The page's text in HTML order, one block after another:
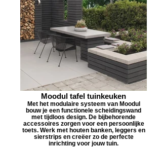
Moodul tafel tuinkeuken
Met het modulaire systeem van Moodul
bouw je een functionele scheidingswand
met tijdloos design. De bijbehorende
accessoires zorgen voor een persoonlijke
toets. Werk met houten banken, leggers en
sierstrips en creëer zo de perfecte
inrichting voor jouw tuin.